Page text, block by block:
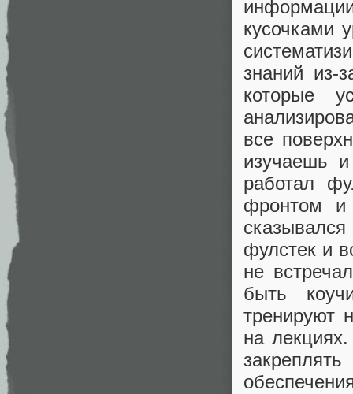
кусочками
знаний из-
которые
все
изучаешь
работал
фронтом и
фулстек и
не
быть
тренируют
на